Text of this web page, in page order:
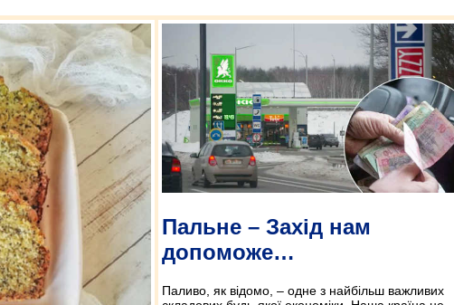
Пальне – Захід нам
допоможе…
Паливо, як відомо, – одне з найбільш важливих